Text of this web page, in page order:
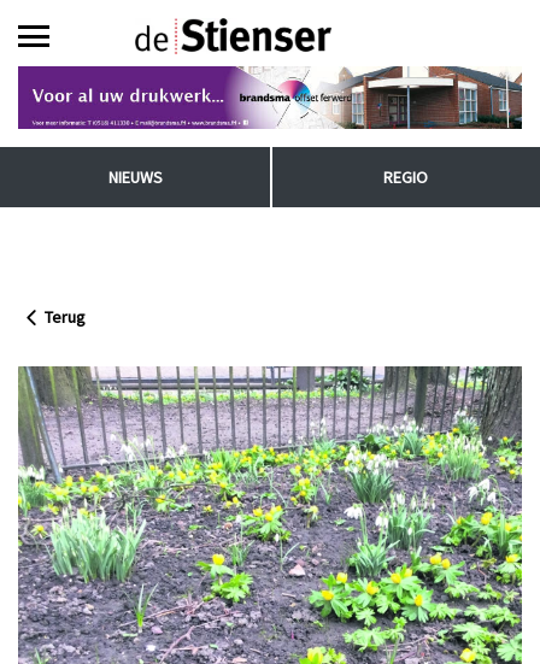
NIEUWS REGIO
Terug